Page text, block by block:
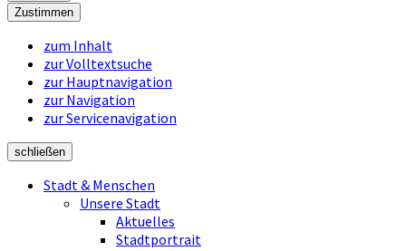
Zustimmen
zum Inhalt
zur Volltextsuche
zur Hauptnavigation
zur Navigation
zur Servicenavigation
schließen
Stadt & Menschen
Unsere Stadt
Aktuelles
Stadtportrait